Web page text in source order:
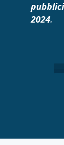
2024.